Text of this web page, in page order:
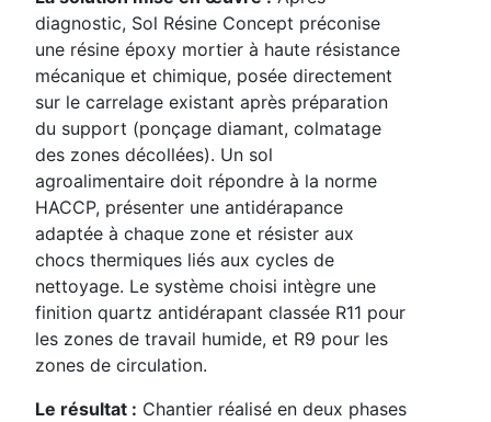
diagnostic, Sol Résine Concept préconise
une résine époxy mortier à haute résistance
mécanique et chimique, posée directement
sur le carrelage existant après préparation
du support (ponçage diamant, colmatage
des zones décollées). Un sol
agroalimentaire doit répondre à la norme
HACCP, présenter une antidérapance
adaptée à chaque zone et résister aux
chocs thermiques liés aux cycles de
nettoyage. Le système choisi intègre une
finition quartz antidérapant classée R11 pour
les zones de travail humide, et R9 pour les
zones de circulation.
Le résultat : Chantier réalisé en deux phases